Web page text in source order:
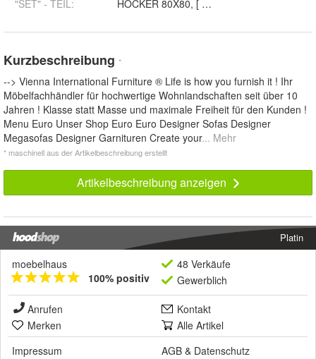
"SET" - TEIL:
Kurzbeschreibung *
--> Vienna International Furniture ® Life is how you furnish it ! Ihr
Möbelfachhändler für hochwertige Wohnlandschaften seit über 10
Jahren ! Klasse statt Masse und maximale Freiheit für den Kunden !
Menu Euro Unser Shop Euro Euro Designer Sofas Designer
Megasofas Designer Garnituren Create your... Mehr
* maschinell aus der Artikelbeschreibung erstellt
Artikelbeschreibung anzeigen
Platin
moebelhaus
100% positiv
48 Verkäufe
Gewerblich
Anrufen
Kontakt
Merken
Alle Artikel
Impressum
AGB & Datenschutz